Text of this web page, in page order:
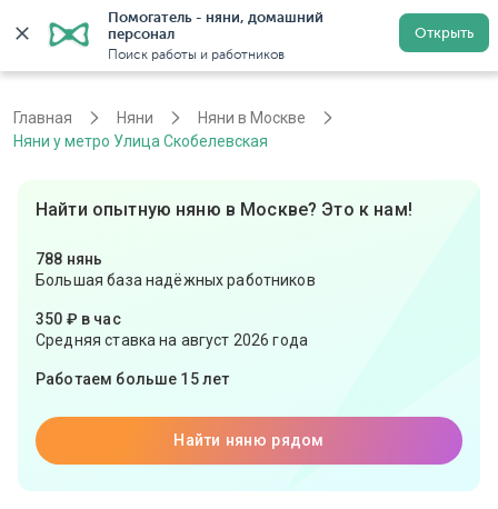
Помогатель - няни, домашний
персонал
Поиск работы и работников
Открыть
Регистрация
Главная Няни
Няни в Москве
Няни у метро Улица Скобелевская
Найти опытную няню в Москве? Это к нам!
788 нянь
Большая база надёжных работников
350 ₽ в час
Средняя ставка на август 2026 года
Работаем больше 15 лет
Найти няню рядом